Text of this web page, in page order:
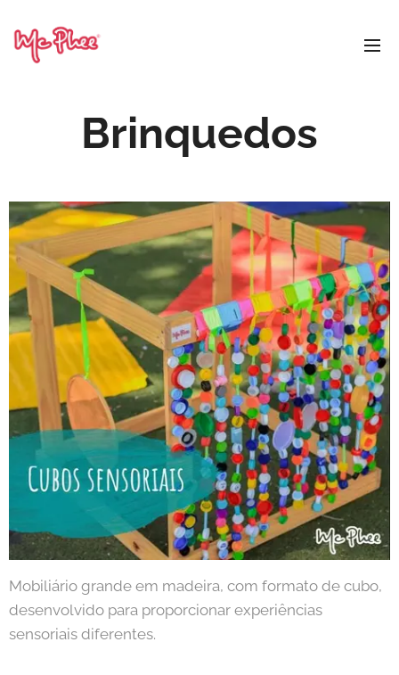
Brinquedos
Mobiliário grande em madeira, com formato de cubo,
desenvolvido para proporcionar experiências
sensoriais diferentes.